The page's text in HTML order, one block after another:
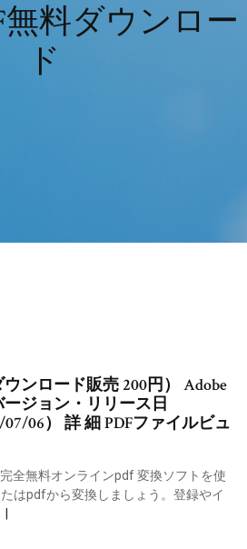
料ダウンロー
ド
ンロード販売 200円） Adobe
ージョン・リリース日
07/06） 詳 細 PDFファイルビュ
全無料オンラインpdf 変換ソフトを使
はpdfから変換しましょう。登録やイ